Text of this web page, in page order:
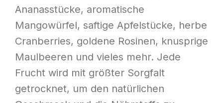
Ananasstücke, aromatische
Mangowürfel, saftige Apfelstücke, herbe
Cranberries, goldene Rosinen, knusprige
Maulbeeren und vieles mehr. Jede
Frucht wird mit größter Sorgfalt
getrocknet, um den natürlichen